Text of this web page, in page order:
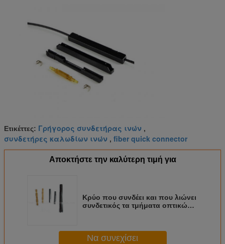
Ετικέττες: Γρήγορος συνδετήρας ινών ,
συνδετήρες καλωδίων ινών , fiber quick connector
Αποκτήστε την καλύτερη τιμή για
Κρύο που συνδέει και που λιώνει
συνδετικός τα τμήματα οπτικών
Να συνεχίσει